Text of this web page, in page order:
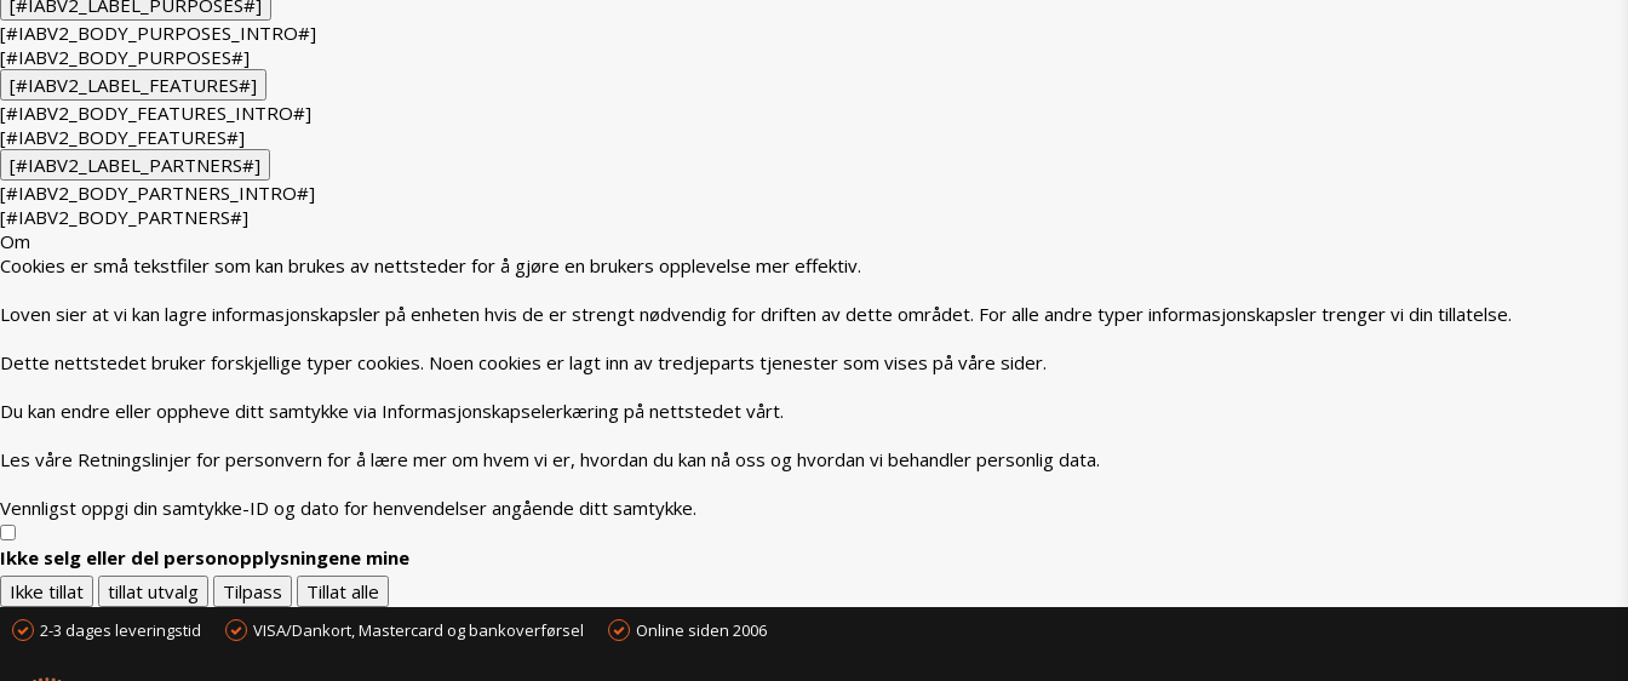
[#IABV2_LABEL_PURPOSES#]
[#IABV2_BODY_PURPOSES_INTRO#]
[#IABV2_BODY_PURPOSES#]
[#IABV2_LABEL_FEATURES#]
[#IABV2_BODY_FEATURES_INTRO#]
[#IABV2_BODY_FEATURES#]
[#IABV2_LABEL_PARTNERS#]
[#IABV2_BODY_PARTNERS_INTRO#]
[#IABV2_BODY_PARTNERS#]
Om
Cookies er små tekstfiler som kan brukes av nettsteder for å gjøre en brukers opplevelse mer effektiv.
Loven sier at vi kan lagre informasjonskapsler på enheten hvis de er strengt nødvendig for driften av dette området. For alle andre typer informasjonskapsler trenger vi din tillatelse.
Dette nettstedet bruker forskjellige typer cookies. Noen cookies er lagt inn av tredjeparts tjenester som vises på våre sider.
Du kan endre eller oppheve ditt samtykke via Informasjonskapselerkæring på nettstedet vårt.
Les våre Retningslinjer for personvern for å lære mer om hvem vi er, hvordan du kan nå oss og hvordan vi behandler personlig data.
Vennligst oppgi din samtykke-ID og dato for henvendelser angående ditt samtykke.
Ikke selg eller del personopplysningene mine
Ikke tillat
tillat utvalg Tilpass Tillat alle
2-3 dages leveringstid VISA/Dankort, Mastercard og bankoverførsel Online siden 2006